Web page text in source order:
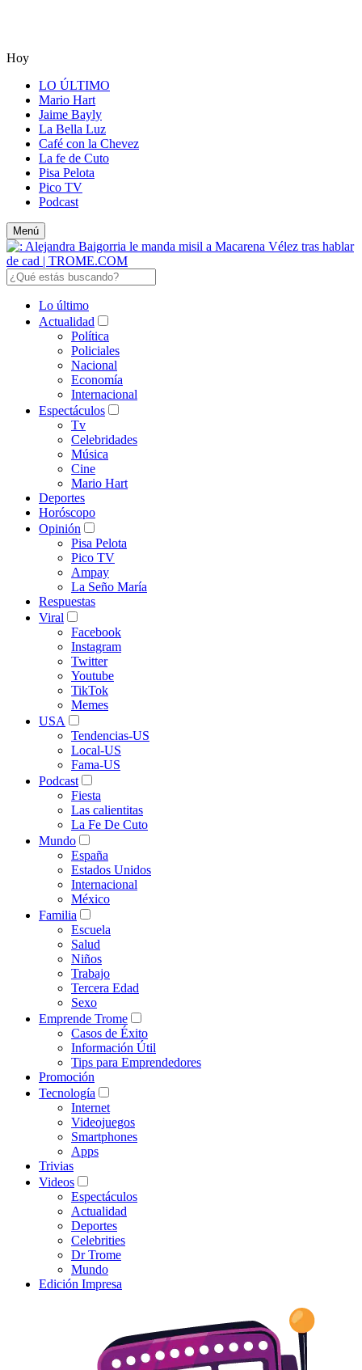
Hoy
LO ÚLTIMO
Mario Hart
Jaime Bayly
La Bella Luz
Café con la Chevez
La fe de Cuto
Pisa Pelota
Pico TV
Podcast
Menú
Lo último
Actualidad
Política
Policiales
Nacional
Economía
Internacional
Espectáculos
Tv
Celebridades
Música
Cine
Mario Hart
Deportes
Horóscopo
Opinión
Pisa Pelota
Pico TV
Ampay
La Seño María
Respuestas
Viral
Facebook
Instagram
Twitter
Youtube
TikTok
Memes
USA
Tendencias-US
Local-US
Fama-US
Podcast
Fiesta
Las calientitas
La Fe De Cuto
Mundo
España
Estados Unidos
Internacional
México
Familia
Escuela
Salud
Niños
Trabajo
Tercera Edad
Sexo
Emprende Trome
Casos de Éxito
Información Útil
Tips para Emprendedores
Promoción
Tecnología
Internet
Videojuegos
Smartphones
Apps
Trivias
Videos
Espectáculos
Actualidad
Deportes
Celebrities
Dr Trome
Mundo
Edición Impresa